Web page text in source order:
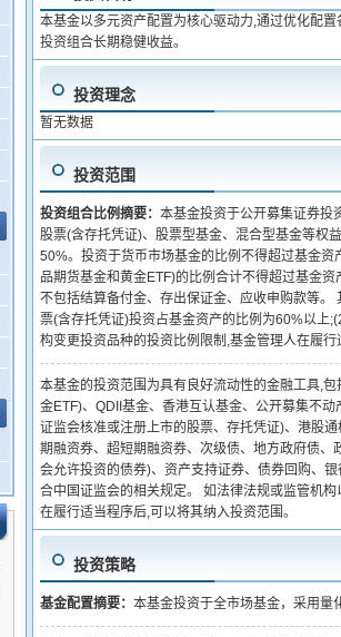
本基金以多元资产配置为核心驱动力,通过优化配
投资组合长期稳健收益。
投资理念
暂无数据
投资范围
投资组合比例摘要： 本基金投资于公开募集证券投
股票(含存托凭证)、股票型基金、混合型基金等权
50%。投资于货币市场基金的比例不得超过基金
品期货基金和黄金ETF)的比例合计不得超过基金
不包括结算备付金、存出保证金、应收申购款等
票(含存托凭证)投资占基金资产的比例为60%以上
构变更投资品种的投资比例限制,基金管理人在履
本基金的投资范围为具有良好流动性的金融工具,
金ETF)、QDII基金、香港互认基金、公开募集不
证监会核准或注册上市的股票、存托凭证)、港股
期融资券、超短期融资券、次级债、地方政府债
会允许投资的债券)、资产支持证券、债券回购、
合中国证监会的相关规定。 如法律法规或监管机
在履行适当程序后,可以将其纳入投资范围。
投资策略
基金配置摘要： 本基金投资于全市场基金，采用量